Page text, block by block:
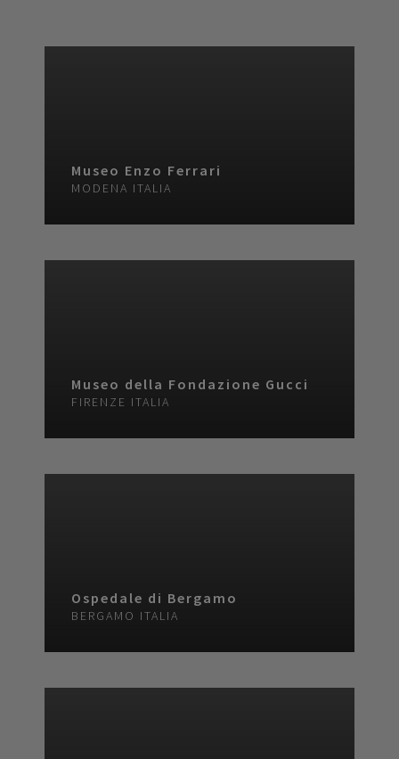
Museo Enzo Ferrari
MODENA ITALIA
Museo della Fondazione Gucci
FIRENZE ITALIA
Ospedale di Bergamo
BERGAMO ITALIA